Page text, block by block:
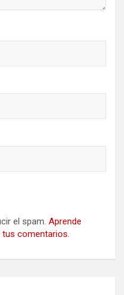
el spam. Aprende
comentarios.